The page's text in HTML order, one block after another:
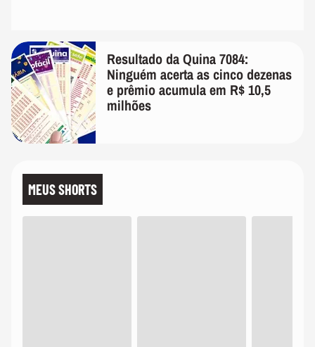
Resultado da Quina 7084:
Ninguém acerta as cinco dezenas
e prêmio acumula em R$ 10,5
milhões
MEUS SHORTS